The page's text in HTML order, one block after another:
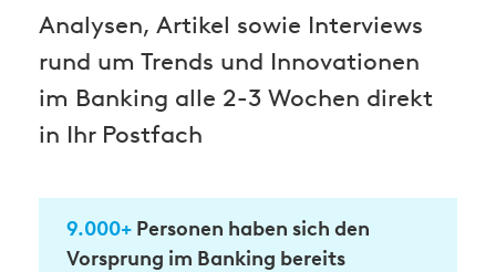
Analysen, Artikel sowie Interviews
rund um Trends und Innovationen
im Banking alle 2-3 Wochen direkt
in Ihr Postfach
9.000+ Personen haben sich den
Vorsprung im Banking bereits